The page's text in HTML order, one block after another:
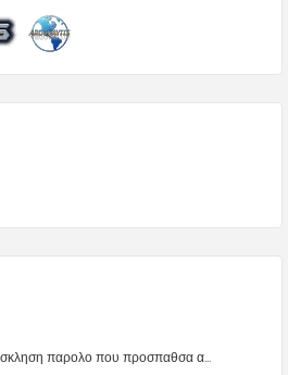
παρολο που προσπαθσα α...